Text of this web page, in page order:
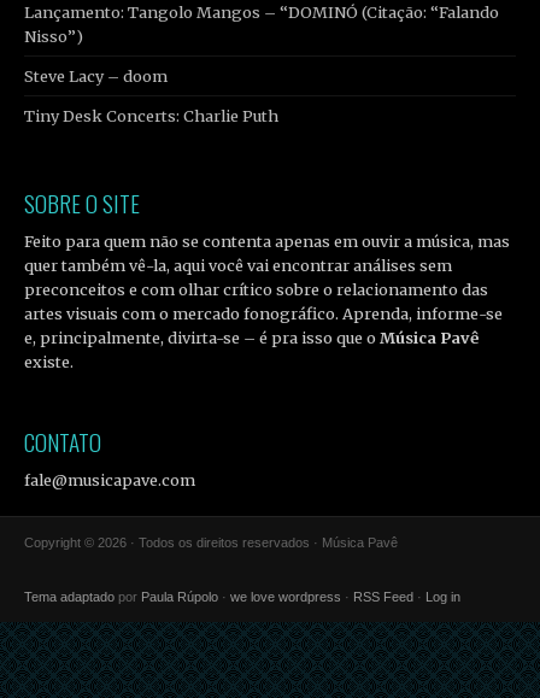
Lançamento: Tangolo Mangos – “DOMINÓ (Citação: “Falando
Nisso”)
Steve Lacy – doom
Tiny Desk Concerts: Charlie Puth
SOBRE O SITE
Feito para quem não se contenta apenas em ouvir a música, mas
quer também vê-la, aqui você vai encontrar análises sem
preconceitos e com olhar crítico sobre o relacionamento das
artes visuais com o mercado fonográfico. Aprenda, informe-se
e, principalmente, divirta-se – é pra isso que oMúsica Pavê
existe.
CONTATO
fale@musicapave.com
Copyright © 2026 · Todos os direitos reservados · Música Pavê
Tema adaptado por Paula Rúpolo · we love wordpress · RSS Feed · Log in